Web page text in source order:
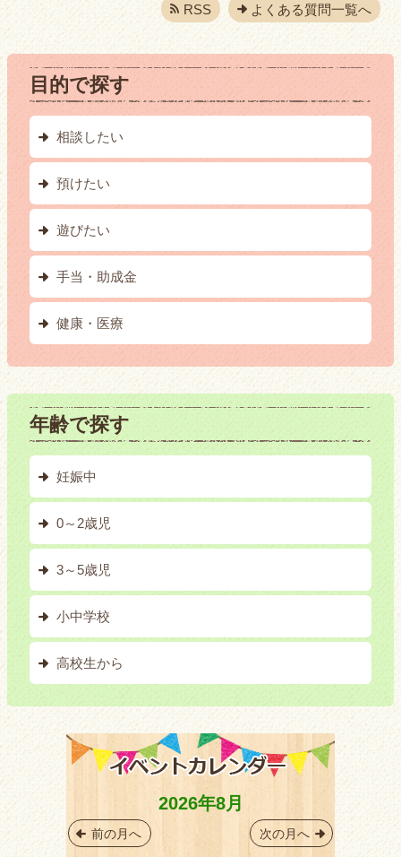
RSS よくある質問一覧へ
目的で探す
相談したい
預けたい
遊びたい
手当・助成金
健康・医療
年齢で探す
妊娠中
0～2歳児
3～5歳児
小中学校
高校生から
前の月へ 次の月へ
2026年8月